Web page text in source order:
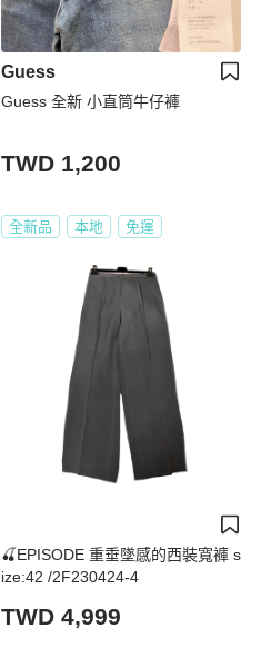
Guess
Guess 全新 小直筒牛仔褲
TWD 1,200
全新品 本地 免運
🍒EPISODE 重垂墜感的西裝寬褲 s
ize:42 /2F230424-4
TWD 4,999